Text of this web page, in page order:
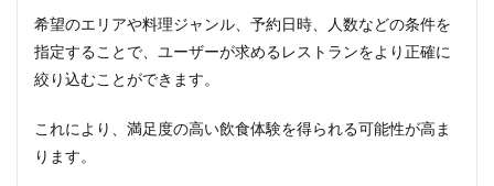
希望のエリアや料理ジャンル、予約日時、人数などの条件を
指定することで、ユーザーが求めるレストランをより正確に
絞り込むことができます。
これにより、満足度の高い飲食体験を得られる可能性が高ま
ります。